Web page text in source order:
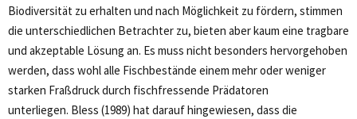
Biodiversität zu erhalten und nach Möglichkeit zu fördern, stimmen
die unterschiedlichen Betrachter zu, bieten aber kaum eine tragbare
und akzeptable Lösung an. Es muss nicht besonders hervorgehoben
werden, dass wohl alle Fischbestände einem mehr oder weniger
starken Fraßdruck durch fischfressende Prädatoren
unterliegen. Bless (1989) hat darauf hingewiesen, dass die